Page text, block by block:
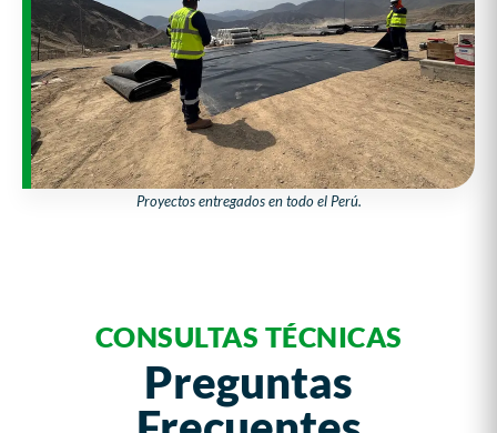
Proyectos entregados en todo el Perú.
CONSULTAS TÉCNICAS
Preguntas